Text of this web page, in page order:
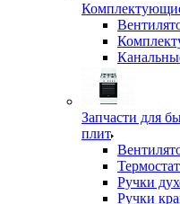
Запчасти для
плит
Ручки
Ручки